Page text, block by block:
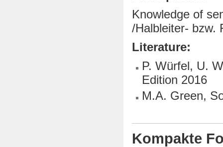
Knowledge of
/Halbleiter- bzw.
Literature:
P. Würfel, U.
Edition 2016
M.A. Green,
Kompakte